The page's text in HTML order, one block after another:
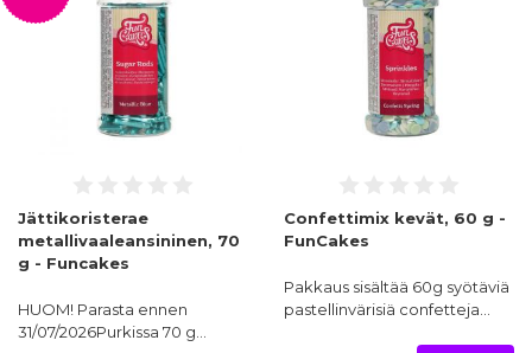
Jättikoristerae
metallivaaleansininen, 70
g - Funcakes
HUOM! Parasta ennen
31/07/2026Purkissa 70 g…
Confettimix kevät, 60 g -
FunCakes
Pakkaus sisältää 60g syötäviä
pastellinvärisiä confetteja…